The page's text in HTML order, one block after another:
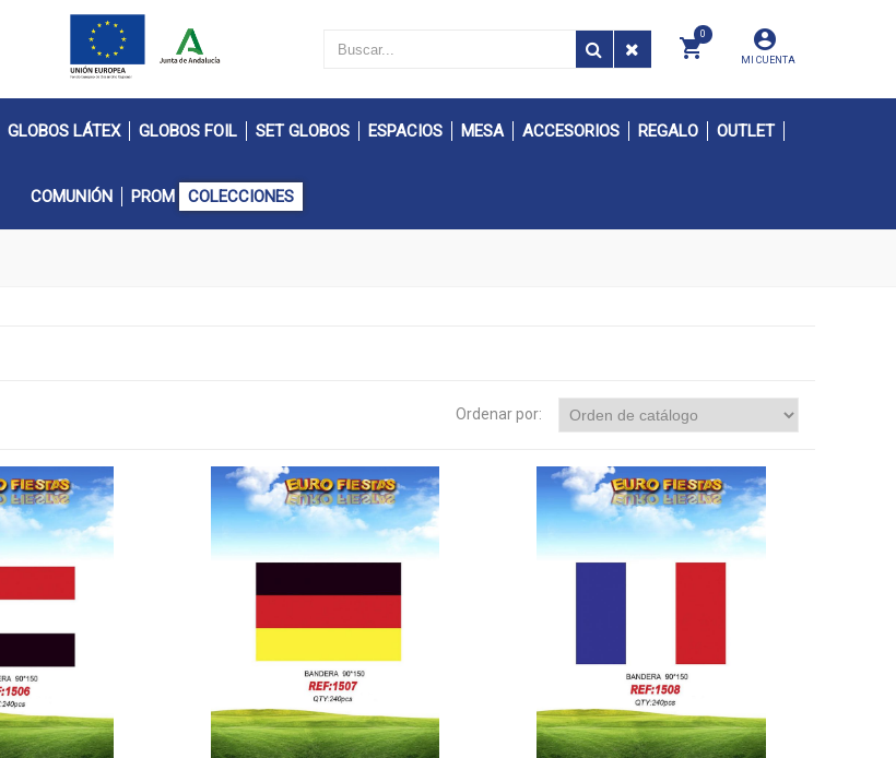
MI CUENTA
0
GLOBOS LÁTEX GLOBOS FOIL SET GLOBOS ESPACIOS MESA ACCESORIOS REGALO OUTLET
COMUNIÓN PROM COLECCIONES
Ordenar por: